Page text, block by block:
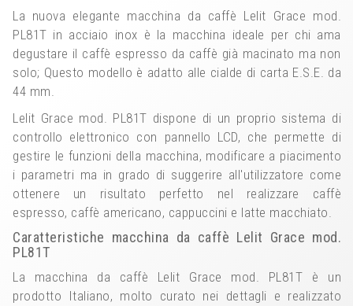
La nuova elegante macchina da caffè Lelit Grace mod.
PL81T in acciaio inox è la macchina ideale per chi ama
degustare il caffè espresso da caffè già macinato ma non
solo; Questo modello è adatto alle cialde di carta E.S.E. da
44 mm.
Lelit Grace mod. PL81T dispone di un proprio sistema di
controllo elettronico con pannello LCD, che permette di
gestire le funzioni della macchina, modificare a piacimento
i parametri ma in grado di suggerire all'utilizzatore come
ottenere un risultato perfetto nel realizzare caffè
espresso, caffè americano, cappuccini e latte macchiato.
Caratteristiche macchina da caffè Lelit Grace mod.
PL81T
La macchina da caffè Lelit Grace mod. PL81T è un
prodotto Italiano, molto curato nei dettagli e realizzato